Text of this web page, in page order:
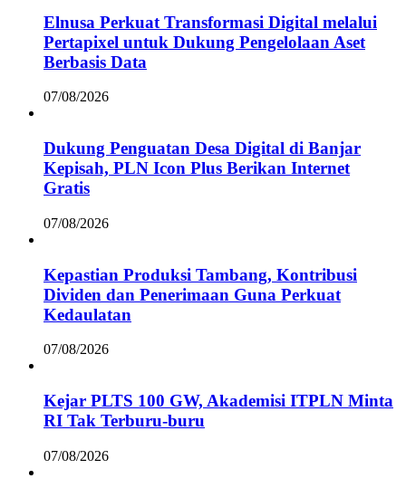
Elnusa Perkuat Transformasi Digital melalui
Pertapixel untuk Dukung Pengelolaan Aset
Berbasis Data
07/08/2026
Dukung Penguatan Desa Digital di Banjar
Kepisah, PLN Icon Plus Berikan Internet
Gratis
07/08/2026
Kepastian Produksi Tambang, Kontribusi
Dividen dan Penerimaan Guna Perkuat
Kedaulatan
07/08/2026
Kejar PLTS 100 GW, Akademisi ITPLN Minta
RI Tak Terburu-buru
07/08/2026